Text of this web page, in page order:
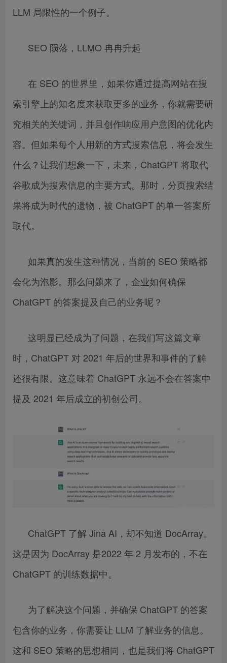
LLM 局限性的一个例子。
SEO 陨落，LLMO 冉冉升起
在 SEO 的世界里，如果你通过提高网站在搜
索引擎上的知名度来获取更多的业务，你就需要研
究相关的关键词，并且创作响应用户意图的优化内
容。但如果每个人用新的方式搜索信息，将会发生
什么？让我们想象一下，未来，ChatGPT 将取代
谷歌成为搜索信息的主要方式。那时，分页搜索结
果将成为时代的遗物，被 ChatGPT 的单一答案所
取代。
如果真的发生这种情况，当前的 SEO 策略都
会化为泡影。那么问题来了，企业如何确保
ChatGPT 的答案提及自己的业务呢？
这明显已经成为了问题，在我们写这篇文章
时，ChatGPT 对 2021 年后的世界和事件的了解
还很有限。这意味着 ChatGPT 永远不会在答案中
提及 2021 年后成立的初创公司。
ChatGPT 了解 Jina AI，却不知道 DocArray。
这是因为 DocArray 是2022 年 2 月发布的，不在
ChatGPT 的训练数据中。
为了解决这个问题，并确保 ChatGPT 的答案
包含你的业务，你需要让 LLM 了解业务的信息。
这和 SEO 策略的思想相同，也是我们将 ChatGPT